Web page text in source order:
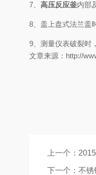
7、 高压反应釜内部
8、盖上盘式法兰盖
9、测量仪表破裂时
文章来源：http://
上一个：
下一个： 不锈